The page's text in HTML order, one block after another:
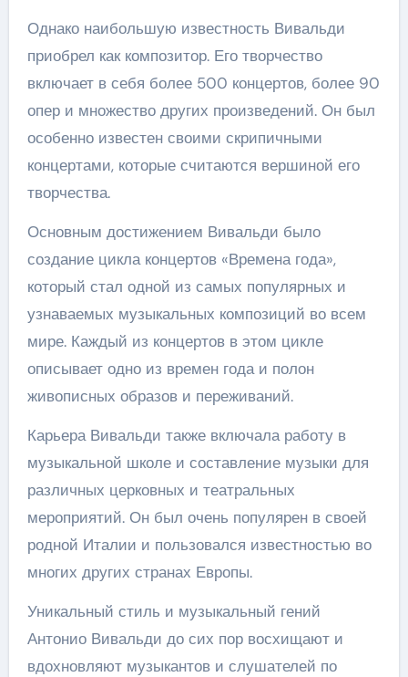
Однако наибольшую известность Вивальди
приобрел как композитор. Его творчество
включает в себя более 500 концертов, более 90
опер и множество других произведений. Он был
особенно известен своими скрипичными
концертами, которые считаются вершиной его
творчества.
Основным достижением Вивальди было
создание цикла концертов «Времена года»,
который стал одной из самых популярных и
узнаваемых музыкальных композиций во всем
мире. Каждый из концертов в этом цикле
описывает одно из времен года и полон
живописных образов и переживаний.
Карьера Вивальди также включала работу в
музыкальной школе и составление музыки для
различных церковных и театральных
мероприятий. Он был очень популярен в своей
родной Италии и пользовался известностью во
многих других странах Европы.
Уникальный стиль и музыкальный гений
Антонио Вивальди до сих пор восхищают и
вдохновляют музыкантов и слушателей по